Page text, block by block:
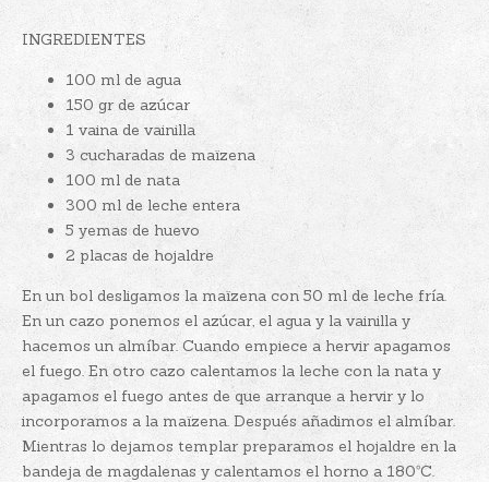
INGREDIENTES
100 ml de agua
150 gr de azúcar
1 vaina de vainilla
3 cucharadas de maïzena
100 ml de nata
300 ml de leche entera
5 yemas de huevo
2 placas de hojaldre
En un bol desligamos la maïzena con 50 ml de leche fría.
En un cazo ponemos el azúcar, el agua y la vainilla y
hacemos un almíbar. Cuando empiece a hervir apagamos
el fuego. En otro cazo calentamos la leche con la nata y
apagamos el fuego antes de que arranque a hervir y lo
incorporamos a la maïzena. Después añadimos el almíbar.
Mientras lo dejamos templar preparamos el hojaldre en la
bandeja de magdalenas y calentamos el horno a 180ºC.